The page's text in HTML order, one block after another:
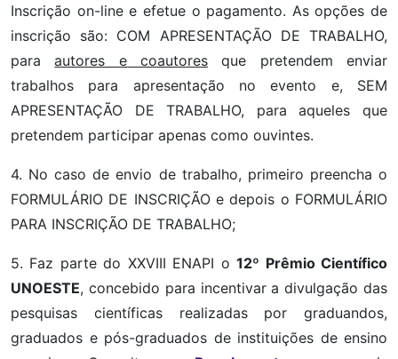
Inscrição on-line e efetue o pagamento. As opções de
inscrição são: COM APRESENTAÇÃO DE TRABALHO,
paraautores e coautores que pretendem enviar
trabalhos para apresentação no evento e, SEM
APRESENTAÇÃO DE TRABALHO, para aqueles que
pretendem participar apenas como ouvintes.
4. No caso de envio de trabalho, primeiro preencha o
FORMULÁRIO DE INSCRIÇÃO e depois o FORMULÁRIO
PARA INSCRIÇÃO DE TRABALHO;
5. Faz parte do XXVIII ENAPI o12º Prêmio Científico
UNOESTE, concebido para incentivar a divulgação das
pesquisas científicas realizadas por graduandos,
graduados e pós-graduados de instituições de ensino